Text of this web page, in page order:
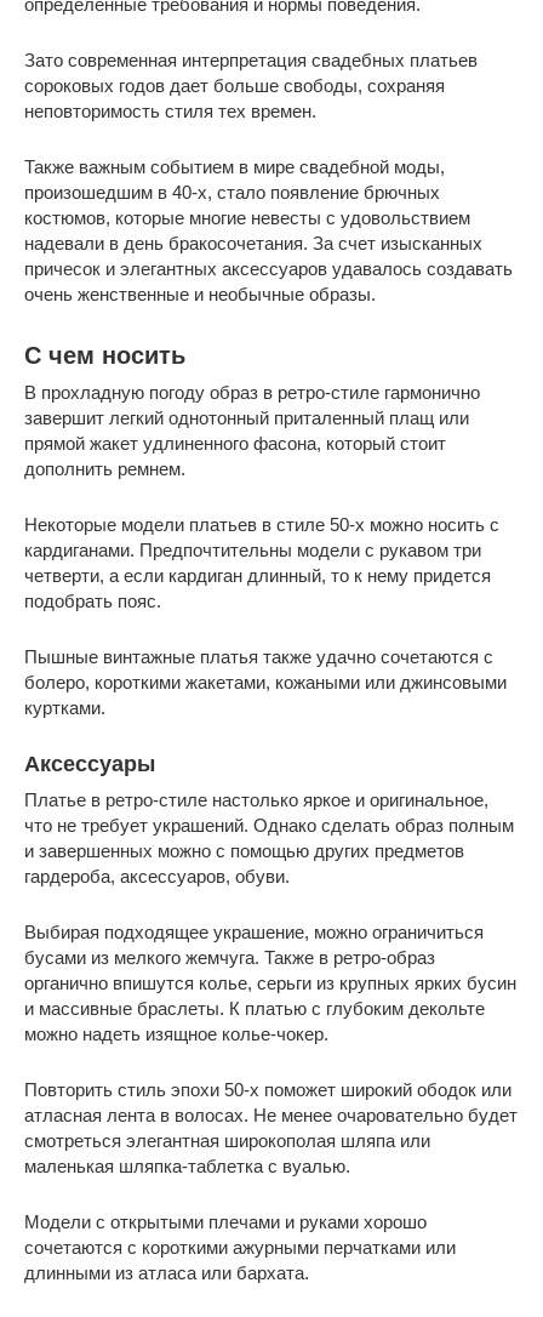
определенные требования и нормы поведения.
Зато современная интерпретация свадебных платьев
сороковых годов дает больше свободы, сохраняя
неповторимость стиля тех времен.
Также важным событием в мире свадебной моды,
произошедшим в 40-х, стало появление брючных
костюмов, которые многие невесты с удовольствием
надевали в день бракосочетания. За счет изысканных
причесок и элегантных аксессуаров удавалось создавать
очень женственные и необычные образы.
С чем носить
В прохладную погоду образ в ретро-стиле гармонично
завершит легкий однотонный приталенный плащ или
прямой жакет удлиненного фасона, который стоит
дополнить ремнем.
Некоторые модели платьев в стиле 50-х можно носить с
кардиганами. Предпочтительны модели с рукавом три
четверти, а если кардиган длинный, то к нему придется
подобрать пояс.
Пышные винтажные платья также удачно сочетаются с
болеро, короткими жакетами, кожаными или джинсовыми
куртками.
Аксессуары
Платье в ретро-стиле настолько яркое и оригинальное,
что не требует украшений. Однако сделать образ полным
и завершенных можно с помощью других предметов
гардероба, аксессуаров, обуви.
Выбирая подходящее украшение, можно ограничиться
бусами из мелкого жемчуга. Также в ретро-образ
органично впишутся колье, серьги из крупных ярких бусин
и массивные браслеты. К платью с глубоким декольте
можно надеть изящное колье-чокер.
Повторить стиль эпохи 50-х поможет широкий ободок или
атласная лента в волосах. Не менее очаровательно будет
смотреться элегантная широкополая шляпа или
маленькая шляпка-таблетка с вуалью.
Модели с открытыми плечами и руками хорошо
сочетаются с короткими ажурными перчатками или
длинными из атласа или бархата.